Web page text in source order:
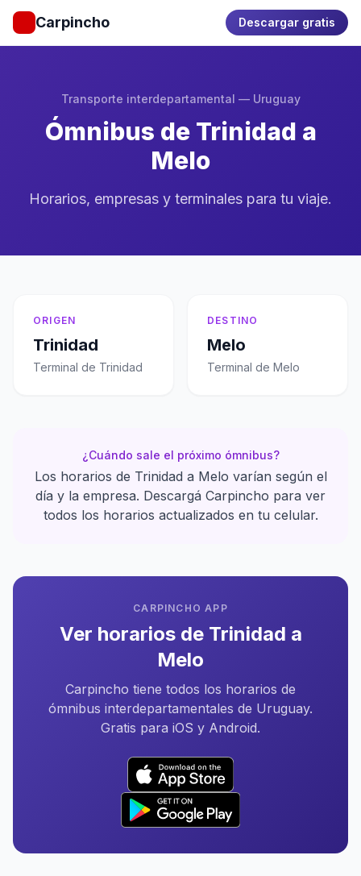
Carpincho Descargar gratis
Transporte interdepartamental — Uruguay
Ómnibus de Trinidad a
Melo
Horarios, empresas y terminales para tu viaje.
ORIGEN
Trinidad
Terminal de Trinidad
DESTINO
Melo
Terminal de Melo
¿Cuándo sale el próximo ómnibus?
Los horarios de Trinidad a Melo varían según el
día y la empresa. Descargá Carpincho para ver
todos los horarios actualizados en tu celular.
CARPINCHO APP
Ver horarios de Trinidad a
Melo
Carpincho tiene todos los horarios de
ómnibus interdepartamentales de Uruguay.
Gratis para iOS y Android.